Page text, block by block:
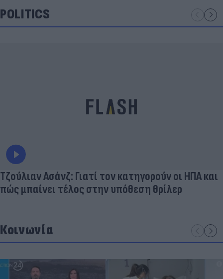
POLITICS
Τζούλιαν Ασάνζ: Γιατί τον κατηγορούν οι ΗΠΑ και
πώς μπαίνει τέλος στην υπόθεση θρίλερ
Κοινωνία